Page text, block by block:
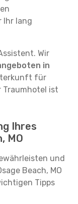
Ihr lang
Wir
in
für
Traumhotel ist
Ihres
MO
und
Beach, MO
Tipps